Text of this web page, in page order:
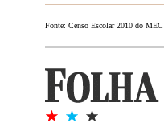
Fonte: Censo Escolar 2010 do MEC